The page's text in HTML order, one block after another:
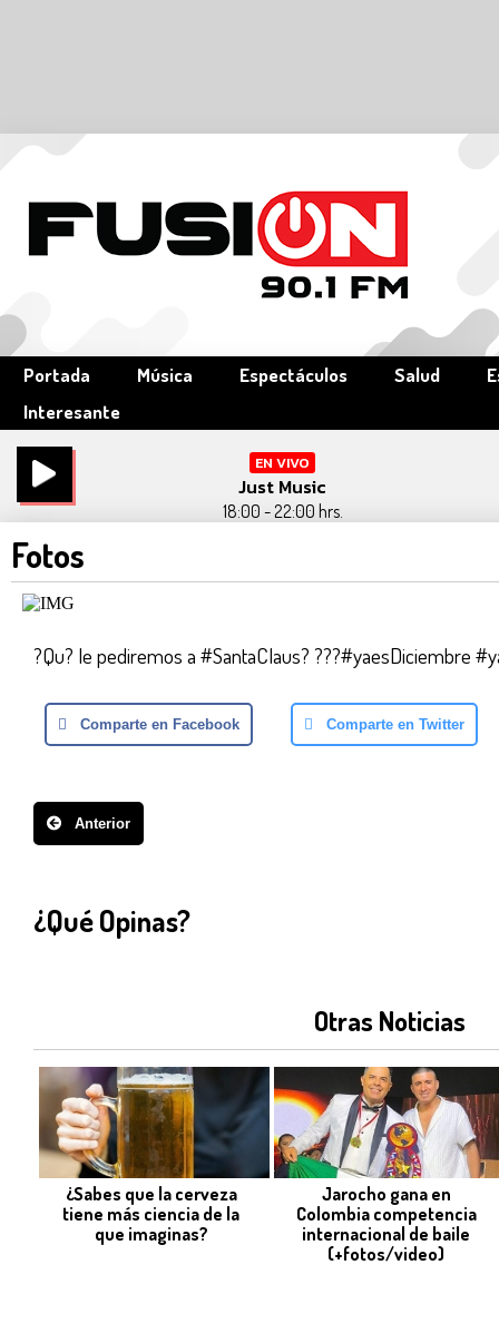
Portada Música Espectáculos Salud
Interesante
EN VIVO
Just Music
18:00 - 22:00 hrs.
Fotos
?Qu? le pediremos a #SantaClaus? ???#yaesDiciembre
Comparte en Facebook Comparte en Twitter
Anterior
¿Qué Opinas?
Otras Noticias
¿Sabes que la cerveza
tiene más ciencia de la
que imaginas?
Jarocho gana en
Colombia competencia
internacional de baile
(+fotos/video)